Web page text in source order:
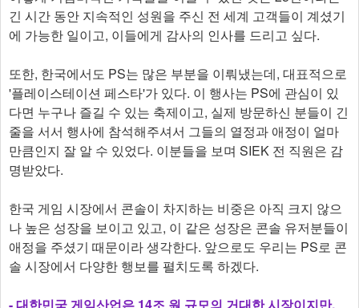
긴 시간 동안 지속적인 성원을 주신 전 세계 고객들이 계셨기
에 가능한 일이고, 이들에게 감사의 인사를 드리고 싶다.
또한, 한국에서도 PS는 많은 부분을 이뤄냈는데, 대표적으로
'플레이스테이션 페스타'가 있다. 이 행사는 PS에 관심이 있
다면 누구나 즐길 수 있는 축제이고, 실제 방문하신 분들이 긴
줄을 서서 행사에 참석해주셔서 그들의 열정과 애정이 얼마
만큼인지 잘 알 수 있었다. 이분들을 보며 SIEK 전 직원은 감
명받았다.
한국 게임 시장에서 콘솔이 차지하는 비중은 아직 크지 않으
나 높은 성장을 보이고 있고, 이 같은 성장은 콘솔 유저분들이
애정을 주셨기 때문이라 생각한다. 앞으로도 우리는 PS로 콘
솔 시장에서 다양한 행보를 펼치도록 하겠다.
- 대한민국 게임산업은 14조 원 규모의 거대한 시장이지만,